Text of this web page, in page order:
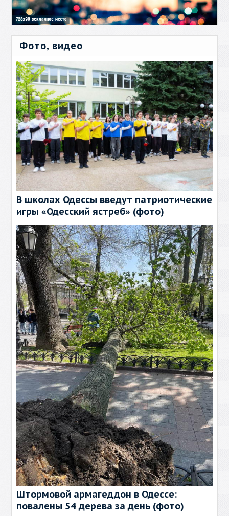
Фото, видео
В школах Одессы введут патриотические
игры «Одесский ястреб» (фото)
Штормовой армагеддон в Одессе:
повалены 54 дерева за день (фото)